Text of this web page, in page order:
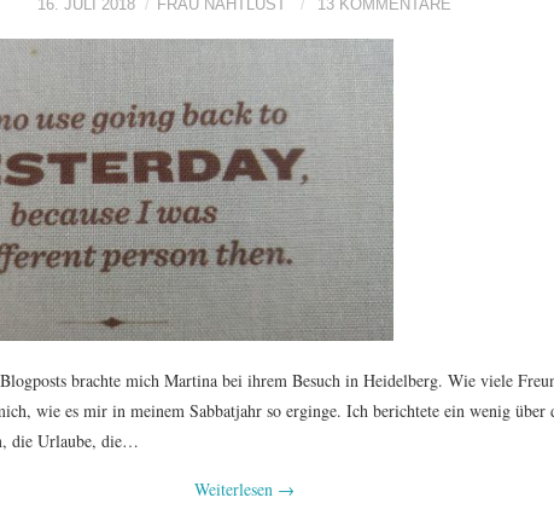
16. JULI 2018 FRAU NAHTLUST 13 KOMMENTARE
brachte mich Martina bei ihrem Besuch in Heidelberg. Wie viele
wie es mir in meinem Sabbatjahr so erginge. Ich berichtete ein wenig über
die Urlaube, die…
Weiterlesen →